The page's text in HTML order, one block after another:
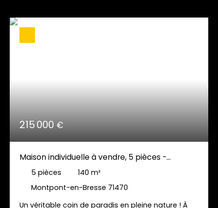
215 000€
Maison individuelle à vendre, 5 pièces -
Montpont-en-Bresse 71470
5 pièces 140 m²
Montpont-en-Bresse 71470
Un véritable coin de paradis en pleine nature ! À